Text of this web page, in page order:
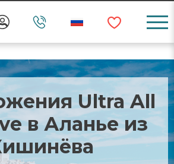
Ultra All
в Аланье из